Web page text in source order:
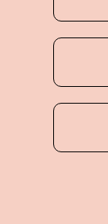
und die
Ja, ich
Und jetzt
Add-on,